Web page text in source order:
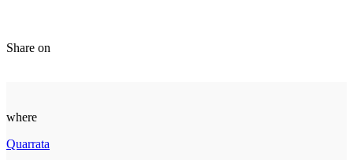
Share on
where
Quarrata